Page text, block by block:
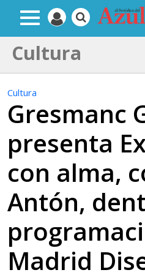
Cultura
Cultura
Gresmanc
presenta
con alma,
Antón,
Madrid